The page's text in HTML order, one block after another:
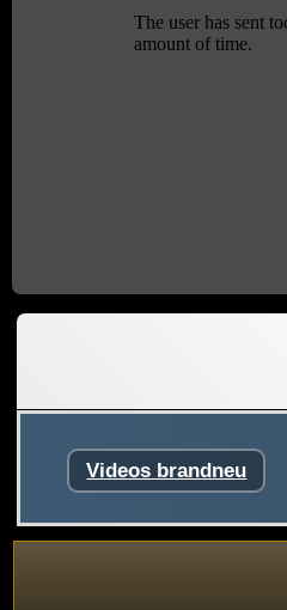
Videos brandneu